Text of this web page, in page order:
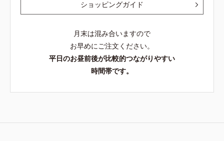
ショッピングガイド
月末は混み合いますので
お早めにご注文ください。
平日のお昼前後が比較的つながりやすい
時間帯です。